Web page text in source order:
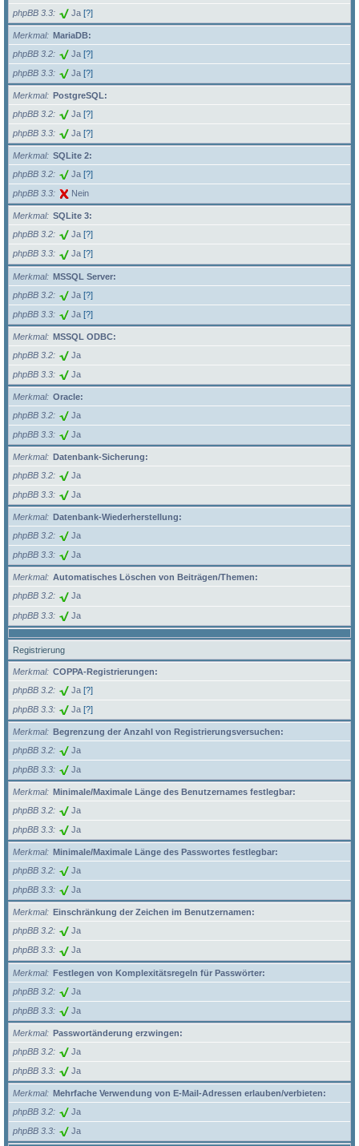
phpBB 3.3 Ja [?]
Merkmal
MariaDB:
phpBB 3.2
Ja [?]
phpBB 3.3 Ja [?]
Merkmal
PostgreSQL:
phpBB 3.2
Ja [?]
phpBB 3.3 Ja [?]
Merkmal
SQLite 2:
phpBB 3.2
Ja [?]
phpBB 3.3 Nein
Merkmal
SQLite 3:
phpBB 3.2
Ja [?]
phpBB 3.3 Ja [?]
Merkmal
MSSQL Server:
phpBB 3.2
Ja [?]
phpBB 3.3 Ja [?]
Merkmal
MSSQL ODBC:
phpBB 3.2
Ja
phpBB 3.3 Ja
Merkmal
Oracle:
phpBB 3.2
Ja
phpBB 3.3 Ja
Merkmal
Datenbank-Sicherung:
phpBB 3.2
Ja
phpBB 3.3 Ja
Merkmal
Datenbank-Wiederherstellung:
phpBB 3.2
Ja
phpBB 3.3 Ja
Merkmal
Automatisches Löschen von Beiträgen/Themen:
phpBB 3.2
Ja
phpBB 3.3 Ja
Registrierung
Merkmal
COPPA-Registrierungen:
phpBB 3.2
Ja [?]
phpBB 3.3 Ja [?]
Merkmal
Begrenzung der Anzahl von Registrierungsversuchen:
phpBB 3.2
Ja
phpBB 3.3 Ja
Merkmal
Minimale/Maximale Länge des Benutzernames festlegbar:
phpBB 3.2
Ja
phpBB 3.3 Ja
Merkmal
Minimale/Maximale Länge des Passwortes festlegbar:
phpBB 3.2
Ja
phpBB 3.3 Ja
Merkmal
Einschränkung der Zeichen im Benutzernamen:
phpBB 3.2
Ja
phpBB 3.3 Ja
Merkmal
Festlegen von Komplexitätsregeln für Passwörter:
phpBB 3.2
Ja
phpBB 3.3 Ja
Merkmal
Passwortänderung erzwingen:
phpBB 3.2
Ja
phpBB 3.3 Ja
Merkmal
Mehrfache Verwendung von E-Mail-Adressen erlauben/verbieten:
phpBB 3.2
Ja
phpBB 3.3 Ja